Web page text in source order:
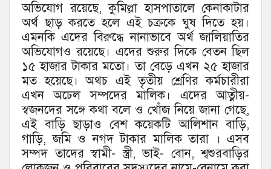
অভিযোগ রয়েছে, কুমিল্লা হাসপাতালে কেনাকাটার
অর্থ ছাড় করতে হলে এই চক্রকে ঘুষ দিতে হয়।
এমনকি এদের বিরুদ্ধে নানাভাবে অর্থ জালিয়াতির
অভিযোগও রয়েছে। এদের শুরুর দিকে বেতন ছিল
১৫ হাজার টাকার মতো। তা বেড়ে এখন ২৫ হাজার
মত হয়েছে। অথচ এই তৃতীয় শ্রেণির কর্মচারীরা
এখন অঢেল সম্পদের মালিক। এদের আত্নীয়-
স্বজনদের সঙ্গে কথা বলে ও খোঁজ নিয়ে জানা গেছে,
এই বাড়ি ছাড়াও বেশ কয়েকটি আলিশান বাড়ি,
গাড়ি, জমি ও নগদ টাকার মালিক তারা । এসব
সম্পদ তাদের স্বামী- স্ত্রী, ভাই- বোন, শ্বশুরবাড়ির